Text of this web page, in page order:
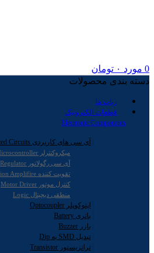
0 مورد ۰ تومان
دسته بندی محصولات
ربات ها
قطعات الکترونیک
Electronic Components
آی سی های کاربردی Integrated Circuits
میکروکنترلر Microcontroller
آی سی رگولاتور Regulator
تقویت کننده Operation Amplifire
کنترل موتور Motor Driver
منطقی دیجیتال Logic
اپتوکوپلر Optocoupler
باتری Battery
بازر Buzzer
تبدیل SMD به Dip
ترانزیستور Transistor